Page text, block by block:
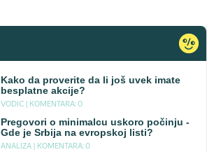
Kako da proverite da li još uvek imate
besplatne akcije?
VODIC | KOMENTARA: 0
Pregovori o minimalcu uskoro počinju -
Gde je Srbija na evropskoj listi?
ANALIZA | KOMENTARA: 0